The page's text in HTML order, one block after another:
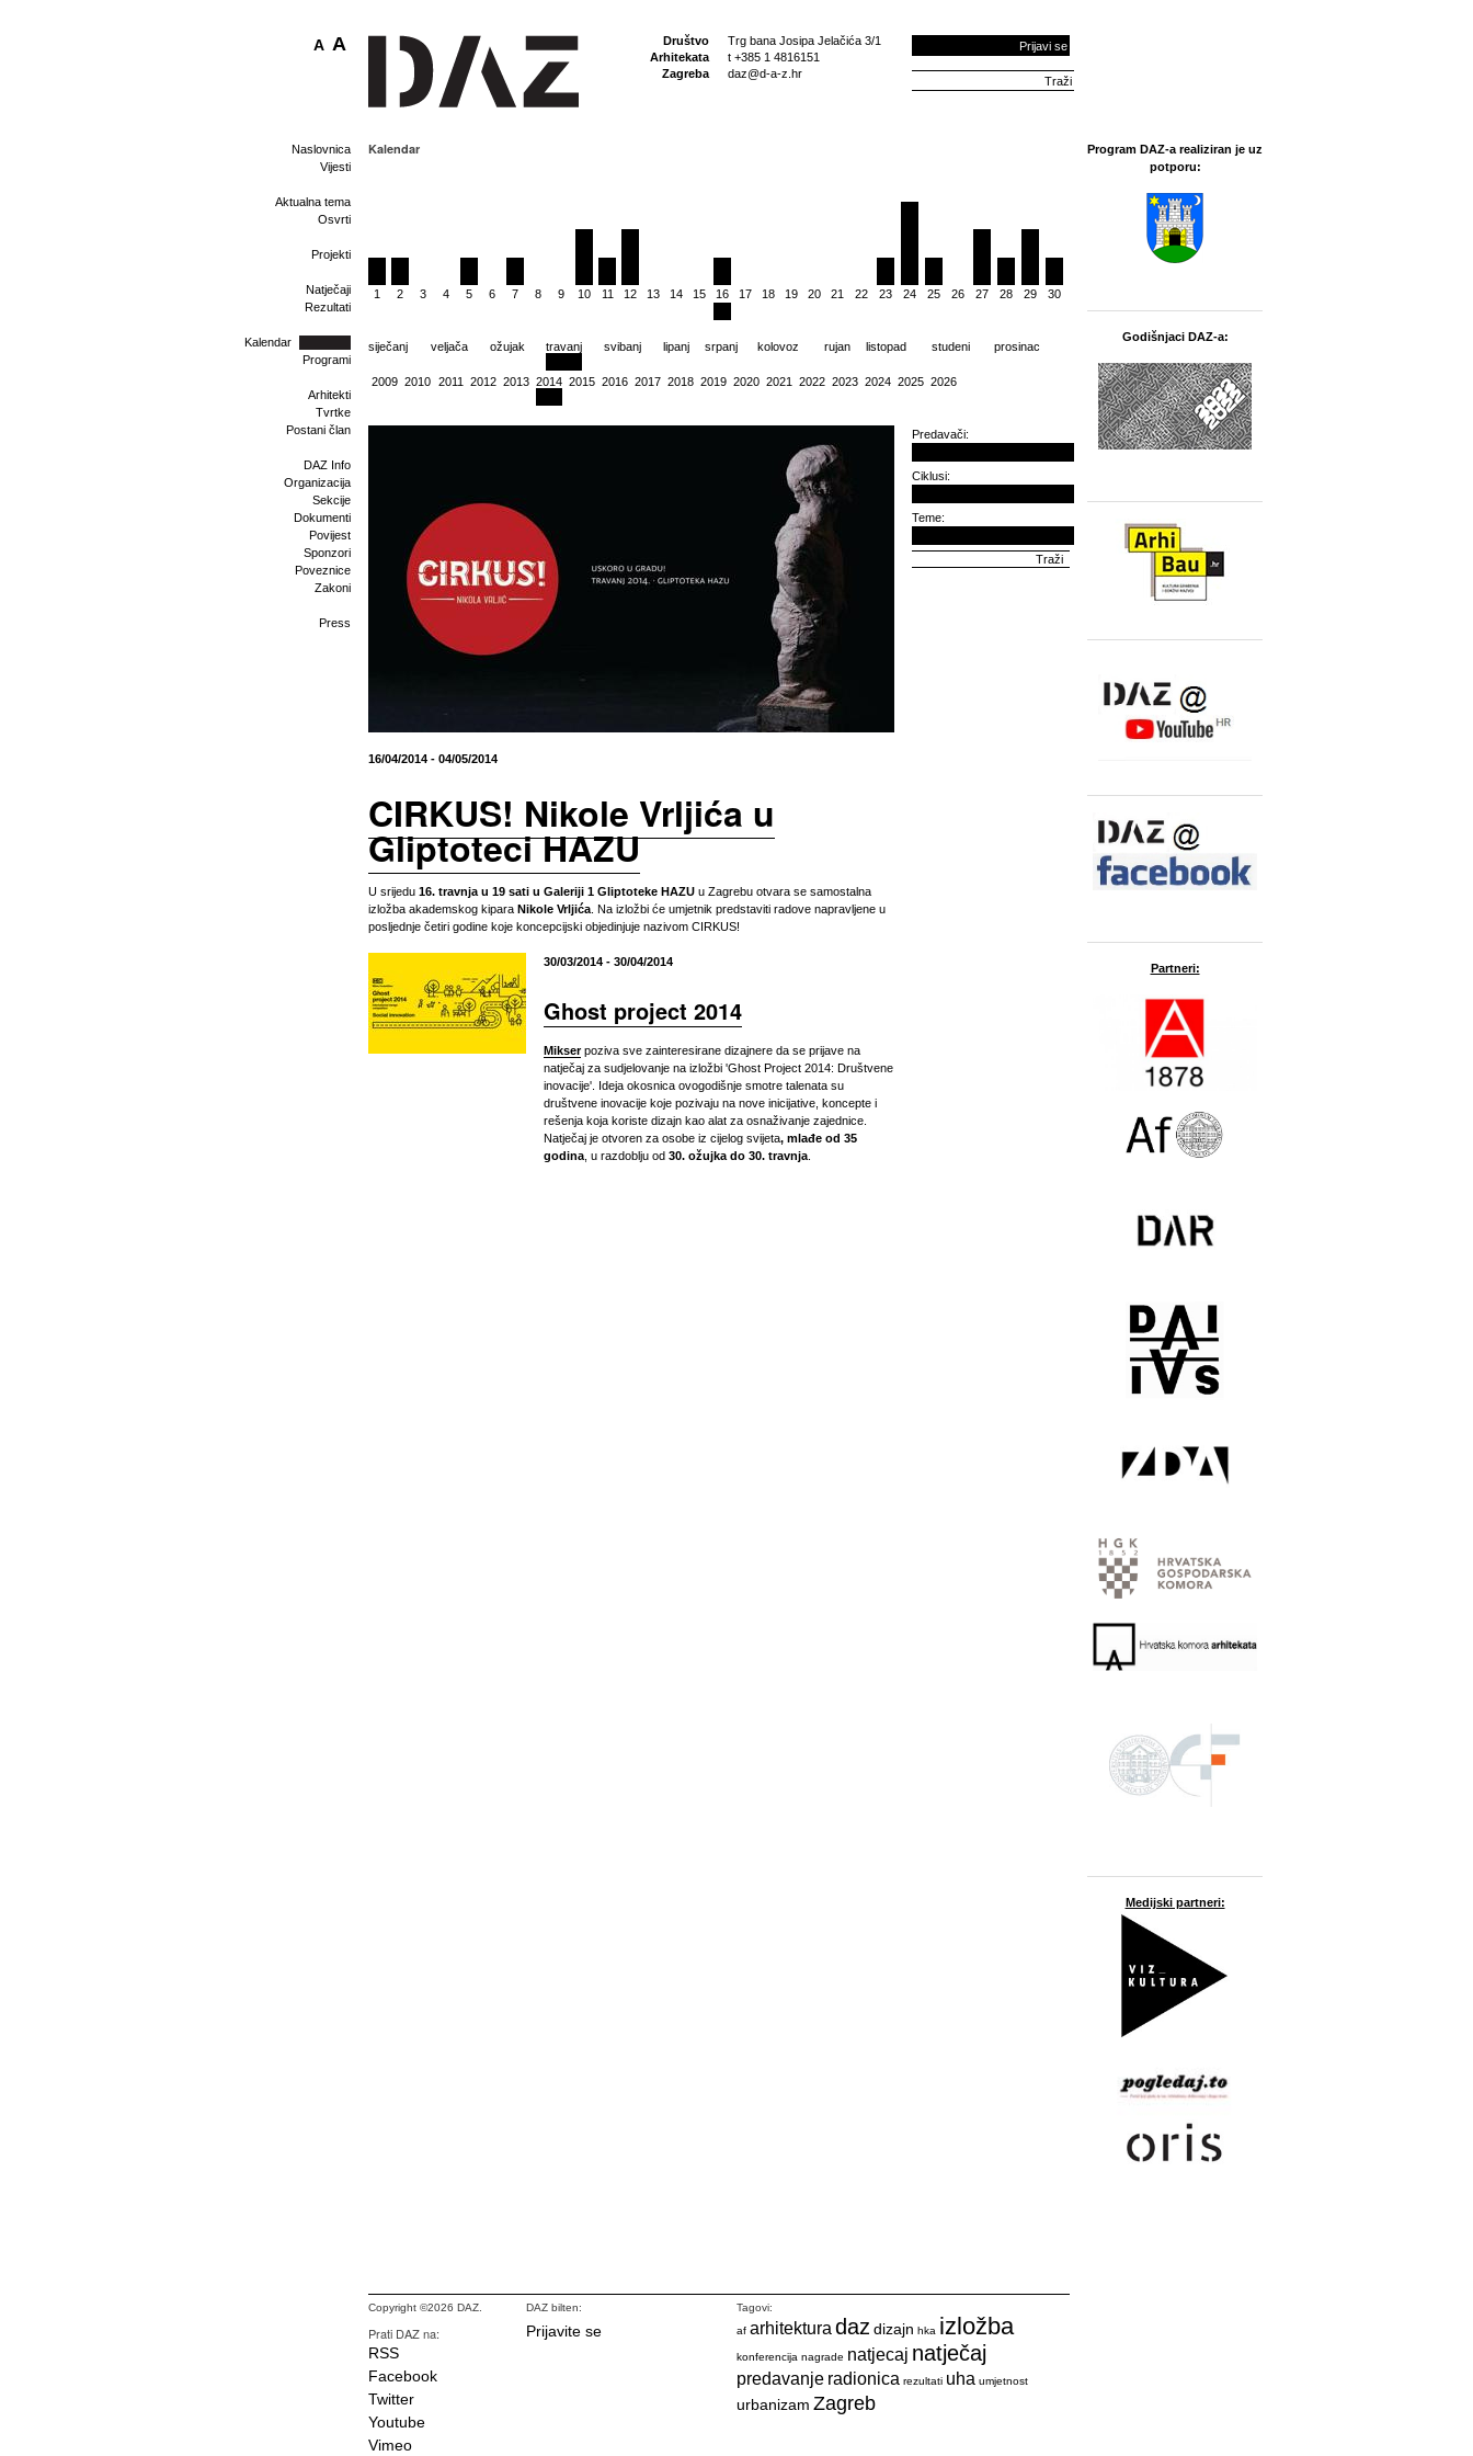
Društvo
Arhitekata
Zagreba
Trg bana Josipa Jelačića 3/1
t +385 1 4816151
daz@d-a-z.hr
Prijavi se
A A
Naslovnica
Vijesti
Aktualna tema
Osvrti
Projekti
Natječaji
Rezultati
Kalendar
Programi
Arhitekti
Tvrtke
Postani član
DAZ Info
Organizacija
Sekcije
Dokumenti
Povijest
Sponzori
Poveznice
Zakoni
Press
Kalendar
1 2 3 4 5 6 7 8 9 10 11 12 13 14 15 16 17 18 19 20 21 22 23 24 25 26 27 28 29 30
siječanj veljača ožujak travanj svibanj lipanj srpanj kolovoz rujan listopad studeni prosinac
2009 2010 2011 2012 2013 2014 2015 2016 2017 2018 2019 2020 2021 2022 2023 2024 2025 2026
16/04/2014 - 04/05/2014
CIRKUS! Nikole Vrljića u
Gliptoteci HAZU
U srijedu 16. travnja u 19 sati u Galeriji 1 Gliptoteke HAZU u Zagrebu otvara se samostalna
izložba akademskog kipara Nikole Vrljića . Na izložbi će umjetnik predstaviti radove napravljene u
posljednje četiri godine koje koncepcijski objedinjuje nazivom CIRKUS!
30/03/2014 - 30/04/2014
Ghost project 2014
Mikserpoziva sve zainteresirane dizajnere da se prijave na
natječaj za sudjelovanje na izložbi 'Ghost Project 2014: Društvene
inovacije'. Ideja okosnica ovogodišnje smotre talenata su
društvene inovacije koje pozivaju na nove inicijative, koncepte i
rešenja koja koriste dizajn kao alat za osnaživanje zajednice.
Natječaj je otvoren za osobe iz cijelog svijeta, mlađe od 35
godina , u razdoblju od 30. ožujka do 30. travnja
Predavači:
Ciklusi:
Teme:
Program DAZ-a realiziran je uz
potporu:
Godišnjaci DAZ-a:
Partneri:
Medijski partneri:
Copyright ©2026 DAZ.
Prati DAZ na:
RSS
Facebook
Twitter
Youtube
Vimeo
DAZ bilten:
Prijavite se
Tagovi:
af arhitektura daz dizajn hka izložba
konferencija nagrade natjecaj natječaj
predavanje radionica rezultati uha umjetnost
urbanizam Zagreb